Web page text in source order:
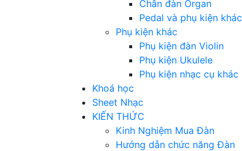
Chân đàn Organ
Pedal và phụ kiện khác
Phụ kiện khác
Phụ kiện đàn Violin
Phụ kiện Ukulele
Phụ kiện nhạc cụ khác
Khoá học
Sheet Nhạc
KIẾN THỨC
Kinh Nghiệm Mua Đàn
Hướng dẫn chức năng Đàn